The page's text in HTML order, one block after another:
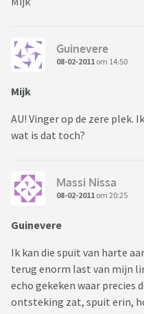
Guinevere
08-02-2011 om 14:50
Mijk
AU! Vinger op de zere plek.
wat is dat toch?
Massi Nissa
08-02-2011 om 20:25
Guinevere
Ik kan die spuit van harte
terug enorm last van mijn
echo gekeken waar precies
ontsteking zat, spuit erin,